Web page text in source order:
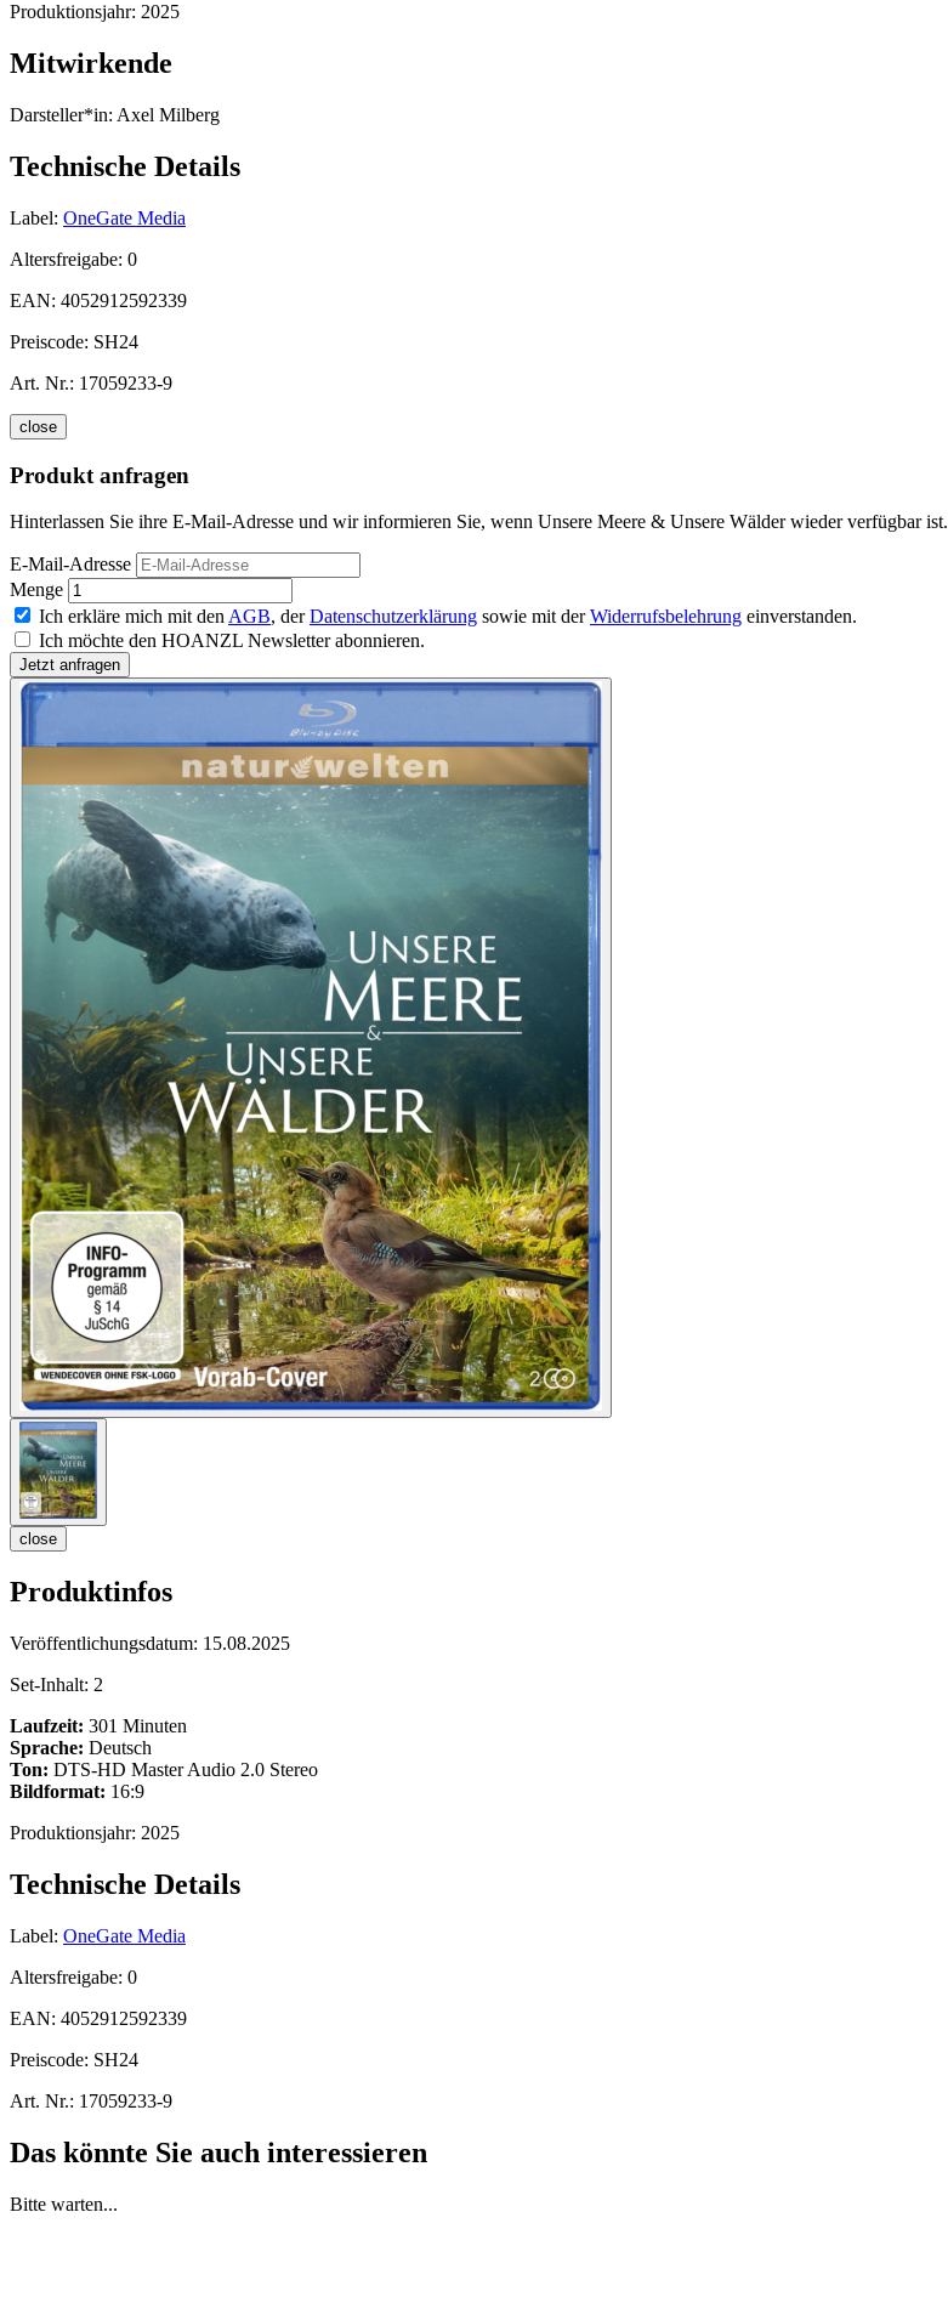
Produktionsjahr: 2025
Mitwirkende
Darsteller*in: Axel Milberg
Technische Details
Label: OneGate Media
Altersfreigabe: 0
EAN: 4052912592339
Preiscode: SH24
Art. Nr.: 17059233-9
close
Produkt anfragen
Hinterlassen Sie ihre E-Mail-Adresse und wir informieren Sie, wenn Unsere Meere & Unsere Wälder wieder verfügbar ist.
E-Mail-Adresse
Menge
Ich erkläre mich mit den AGB, derDatenschutzerklärung sowie mit derWiderrufsbelehrung einverstanden.
Ich möchte den HOANZL Newsletter abonnieren.
close
Produktinfos
Veröffentlichungsdatum: 15.08.2025
Set-Inhalt: 2
Laufzeit: 301 Minuten
Sprache: Deutsch
Ton: DTS-HD Master Audio 2.0 Stereo
Bildformat: 16:9
Produktionsjahr: 2025
Technische Details
Label: OneGate Media
Altersfreigabe: 0
EAN: 4052912592339
Preiscode: SH24
Art. Nr.: 17059233-9
Das könnte Sie auch interessieren
Bitte warten...